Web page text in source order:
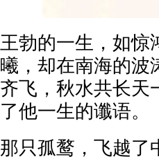
王勃的一生，如惊
曦，却在南海的波
齐飞，秋水共长天
了他一生的谶语。
那只孤鹜，飞越了